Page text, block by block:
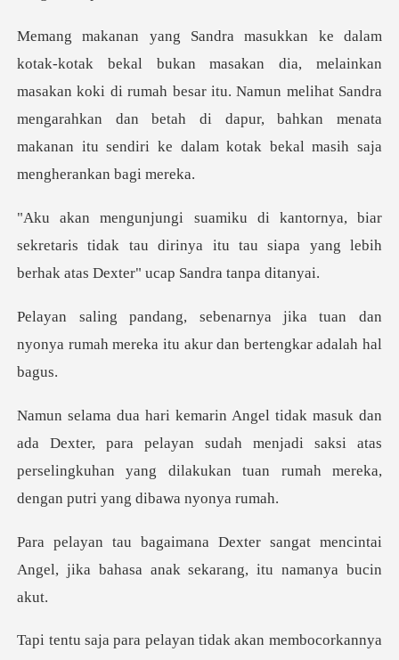
n
masakan koki di rumah besar itu. Namun melihat Sandra
mengarahkan dan betah di dapur, ba
ekretaris tidak tau dirinya itu tau siapa yang leb
ika tuan dan
nyonya rumah mereka itu
para pelayan sudah menjadi saksi atas
perselingkuhan yang dila
ngat mencintai
Angel, jika bahasa an